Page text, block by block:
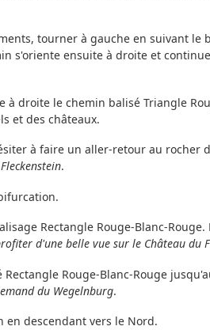
tourner à gauche en suivant le
s'oriente ensuite à droite et
à droite le chemin balisé Triangle
et des châteaux.
à faire un aller-retour au rocher
.
Rectangle Rouge-Blanc-
d'une belle vue sur le Château du
Rouge-Blanc-Rouge
du Wegelnburg.
en descendant vers le Nord.